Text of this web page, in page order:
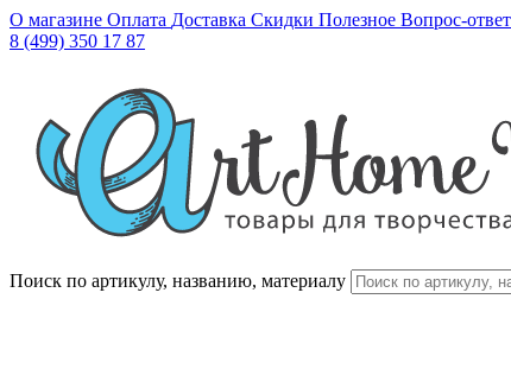
О магазине Оплата Доставка Скидки Полезное Вопрос-ответ
8 (499) 350 17 87
Поиск по артикулу, названию, материалу